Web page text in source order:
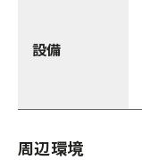
設備
周辺環境